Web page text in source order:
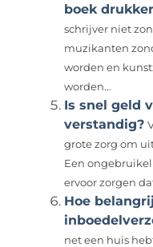
boek
schrijver niet
muzikanten
worden en
worden...
Is snel geld
verstandig?
grote zorg om
Een
ervoor zorgen
Hoe
net een huis